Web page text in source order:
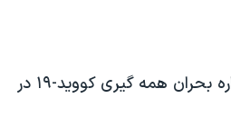
مصاحبه را با پرسشی درباره بحران همه گیری کووید-۱۹ در